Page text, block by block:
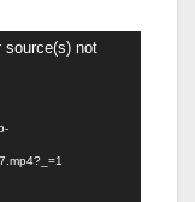
source(s) not